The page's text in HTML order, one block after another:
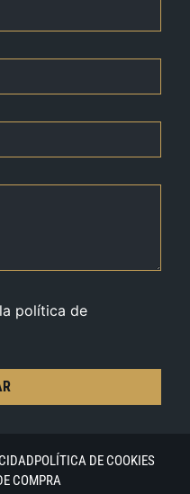
política de
POLÍTICA DE COOKIES
COMPRA